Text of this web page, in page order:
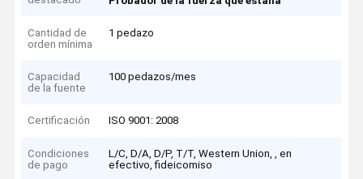
Cantidad de
orden mínima
1 pedazo
Capacidad
de la fuente
100 pedazos/mes
Certificación ISO 9001: 2008
Condiciones
de pago
L/C, D/A, D/P, T/T, Western Union, , en
efectivo, fideicomiso